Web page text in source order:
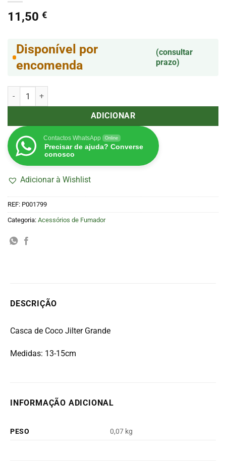
11,50 €
Disponível por
encomenda
(consultar
prazo)
Quantidade de Casca de Coco Jilter Grande 13-15cm
ADICIONAR
Contactos WhatsApp Online
Precisar de ajuda? Converse
conosco
Adicionar à Wishlist
REF: P001799
Categoria: Acessórios de Fumador
DESCRIÇÃO
Casca de Coco Jilter Grande
Medidas: 13-15cm
INFORMAÇÃO ADICIONAL
PESO 0,07 kg